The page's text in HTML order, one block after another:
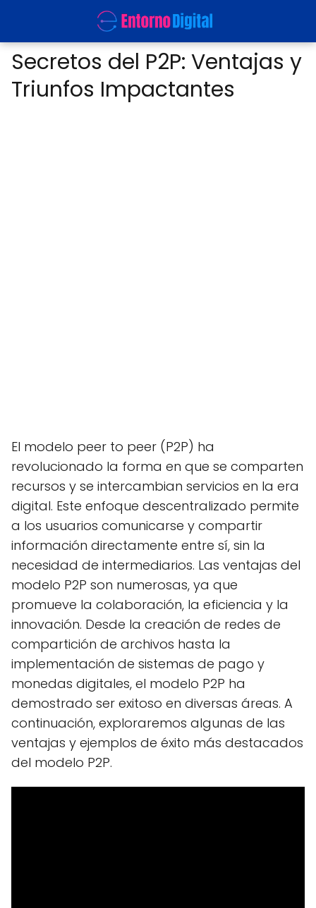
Secretos del P2P: Ventajas y
Triunfos Impactantes
El modelo peer to peer (P2P) ha
revolucionado la forma en que se comparten
recursos y se intercambian servicios en la era
digital. Este enfoque descentralizado permite
a los usuarios comunicarse y compartir
información directamente entre sí, sin la
necesidad de intermediarios. Las ventajas del
modelo P2P son numerosas, ya que
promueve la colaboración, la eficiencia y la
innovación. Desde la creación de redes de
compartición de archivos hasta la
implementación de sistemas de pago y
monedas digitales, el modelo P2P ha
demostrado ser exitoso en diversas áreas. A
continuación, exploraremos algunas de las
ventajas y ejemplos de éxito más destacados
del modelo P2P.